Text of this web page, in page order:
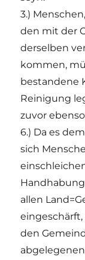
3.)
den mit der
derselben
kommen,
bestandene
Reinigung
zuvor
6.) Da es
sich
allen
den